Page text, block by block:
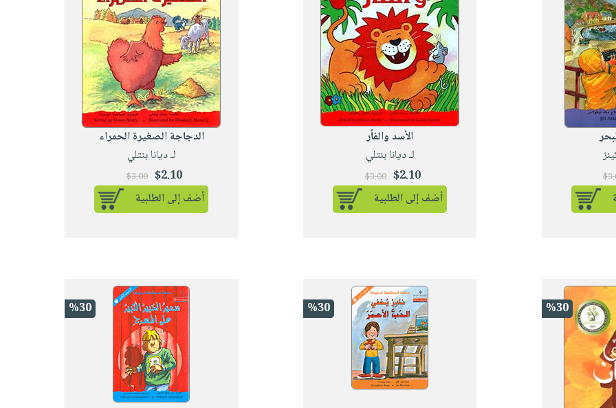
الأسد والفأر
لـ ديانا بنتلي
$2.10
$3.00
أضف إلى الطلبية
الدجاجة الصغيرة الحمراء
لـ ديانا بنتلي
$2.10
$3.00
أضف إلى الطلبية
%30
%30
%30